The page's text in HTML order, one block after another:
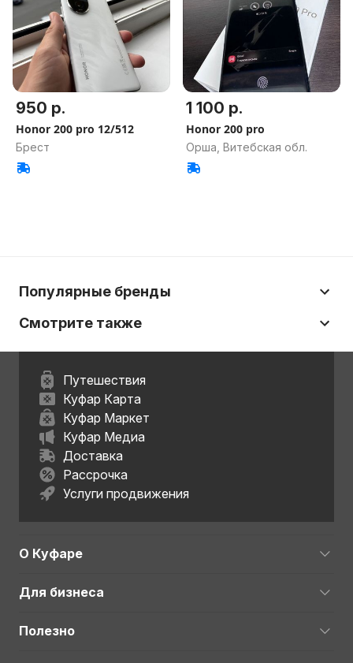
950 р.
Honor 200 pro 12/512
Брест
1 100 р.
Honor 200 pro
Орша, Витебская обл.
Популярные бренды
Смотрите также
Путешествия
Куфар Карта
Куфар Маркет
Куфар Медиа
Доставка
Рассрочка
Услуги продвижения
О Куфаре
Для бизнеса
Полезно